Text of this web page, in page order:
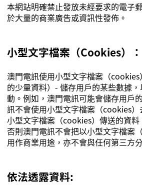
本網站明確禁止發放未經要求的電子
於大量的商業廣告或資訊性發佈。
小型文字檔案（Cookies）：
澳門電訊使用小型文字檔案（cookies
的少量資料） - 儲存用戶的某些數據
動。例如，澳門電訊可能會儲存用戶
訊不會使用小型文字檔案（cookies）
小型文字檔案（cookies）傳送的資料
否則澳門電訊不會把以小型文字檔案（
用作商業用途，亦不會與任何第三方
依法透露資料: